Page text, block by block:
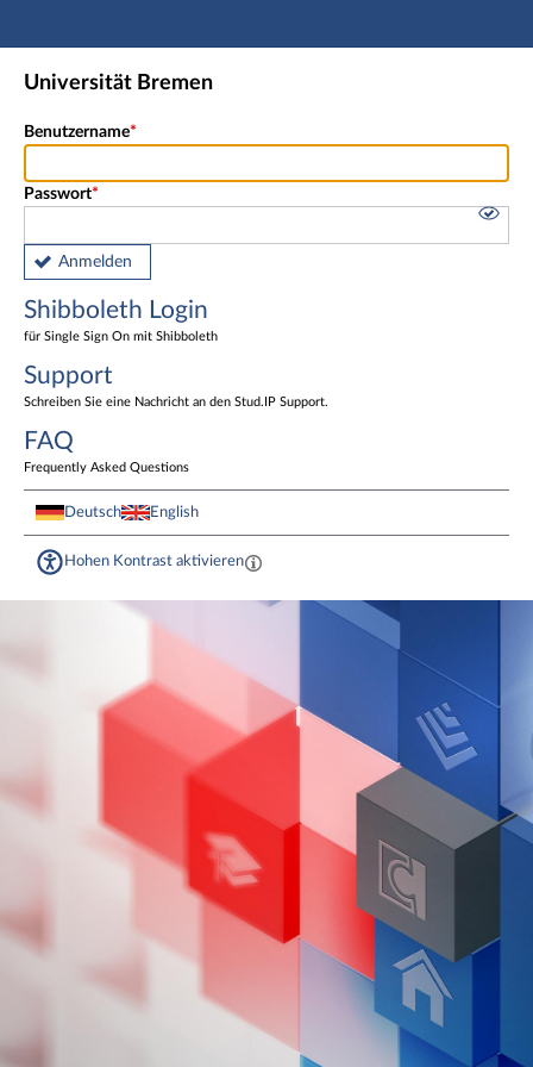
Hauptnavigation
Shibboleth Login
Universität Bremen
Benutzername
Passwort
Anmelden
Shibboleth Login
für Single Sign On mit Shibboleth
Support
Schreiben Sie eine Nachricht an den Stud.IP Support.
FAQ
Frequently Asked Questions
Deutsch English
Hohen Kontrast aktivieren